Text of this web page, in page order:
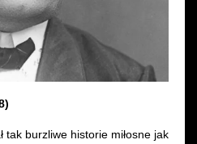
tak burzliwe historie miłosne jak